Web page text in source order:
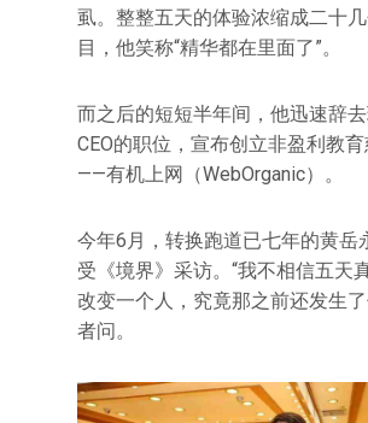
虱。整整五天的体验浓缩成二十
目，他笑称“精华都在里面了”。
而之后的短短半年间，他迅速辞
CEO的职位，宣布创立非盈利教
——有机上网（WebOrganic）。
今年6月，转换跑道已七年的黄岳
受《境界》采访。“我不相信五天
改变一个人，究竟那之前还发生
者问。